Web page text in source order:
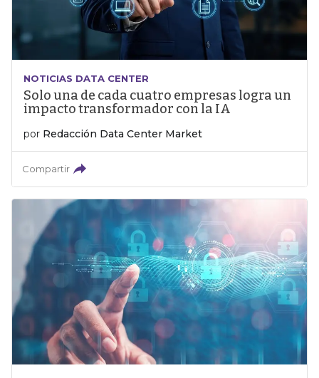
NOTICIAS DATA CENTER
Solo una de cada cuatro empresas logra un
impacto transformador con la IA
por Redacción Data Center Market
Compartir